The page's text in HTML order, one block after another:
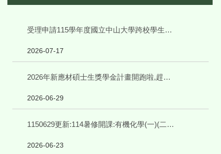
受理申請115學年度國立中山大學跨校學生修讀輔系、雙主修相關事宜
2026-07-17
2026年新應材碩士生獎學金計畫開跑啦,趕快來申請
2026-06-29
1150629更新:114暑修開課:有機化學(一)(二),請申請校際選課並繳費
2026-06-23